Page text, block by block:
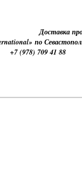
Доставка
по
+7 (978) 709 41 88